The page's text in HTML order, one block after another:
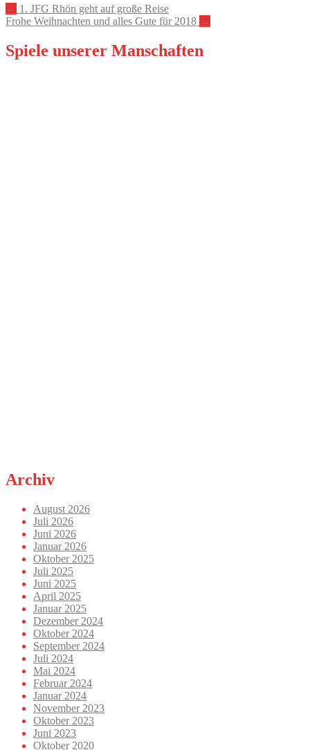
Artikel-
Navigation
← 1. JFG Rhön geht auf große Reise
Frohe Weihnachten und alles Gute für 2018 →
Spiele unserer Manschaften
Archiv
August 2026
Juli 2026
Juni 2026
Januar 2026
Oktober 2025
Juli 2025
Juni 2025
April 2025
Januar 2025
Dezember 2024
Oktober 2024
September 2024
Juli 2024
Mai 2024
Februar 2024
Januar 2024
November 2023
Oktober 2023
Juni 2023
Oktober 2020